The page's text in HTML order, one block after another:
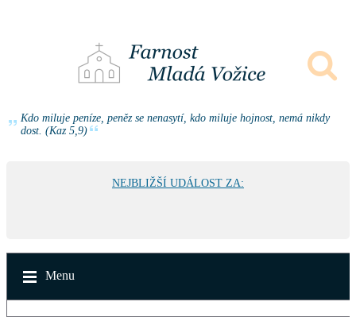
Kdo miluje peníze, peněz se nenasytí, kdo miluje hojnost, nemá nikdy
dost. (Kaz 5,9)
NEJBLIŽŠÍ UDÁLOST ZA:
Menu